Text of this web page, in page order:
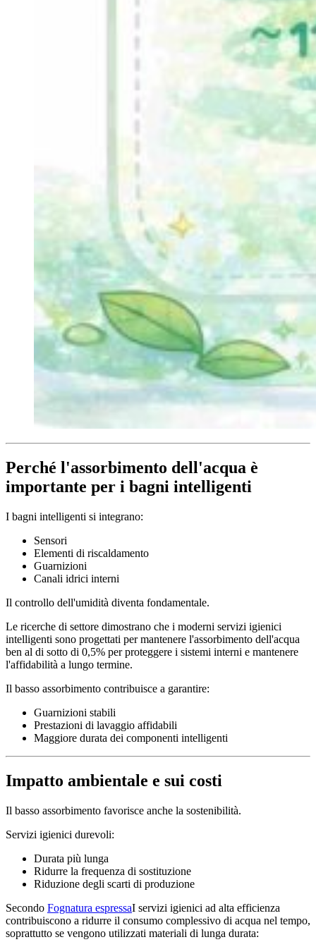
Perché l'assorbimento dell'acqua è
importante per i bagni intelligenti
I bagni intelligenti si integrano:
Sensori
Elementi di riscaldamento
Guarnizioni
Canali idrici interni
Il controllo dell'umidità diventa fondamentale.
Le ricerche di settore dimostrano che i moderni servizi igienici
intelligenti sono progettati per mantenere l'assorbimento dell'acqua
ben al di sotto di 0,5% per proteggere i sistemi interni e mantenere
l'affidabilità a lungo termine.
Il basso assorbimento contribuisce a garantire:
Guarnizioni stabili
Prestazioni di lavaggio affidabili
Maggiore durata dei componenti intelligenti
Impatto ambientale e sui costi
Il basso assorbimento favorisce anche la sostenibilità.
Servizi igienici durevoli:
Durata più lunga
Ridurre la frequenza di sostituzione
Riduzione degli scarti di produzione
Secondo Fognatura espressaI servizi igienici ad alta efficienza
contribuiscono a ridurre il consumo complessivo di acqua nel tempo,
soprattutto se vengono utilizzati materiali di lunga durata: